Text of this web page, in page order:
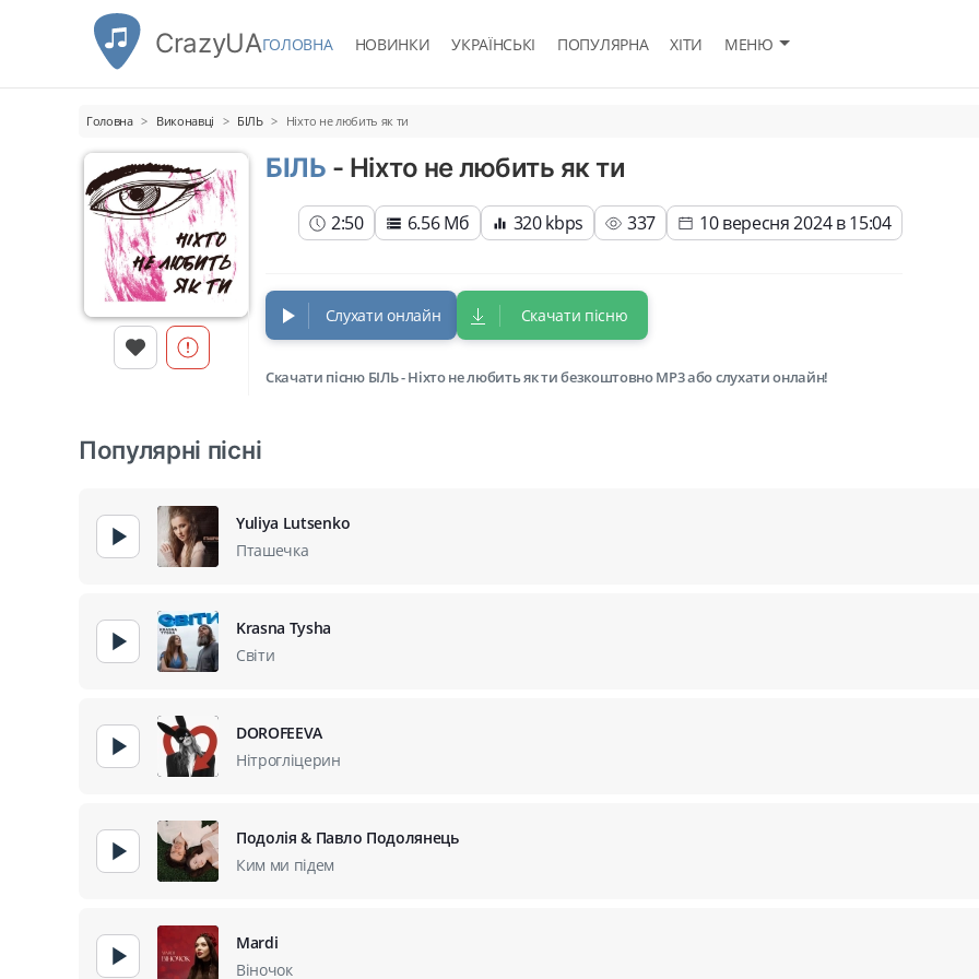
CrazyUAГОЛОВНА НОВИНКИ УКРАЇНСЬКІ ПОПУЛЯРНА ХІТИ МЕНЮ
Головна Виконавці БІЛЬ Ніхто не любить як ти
БІЛЬ - Ніхто не любить як ти
2:50 6.56 Мб 320 kbps 337 10 вересня 2024 в 15:04
Слухати онлайн Скачати пісню
Скачати пісню БІЛЬ - Ніхто не любить як ти безкоштовно MP3 або слухати онлайн!
Популярні пісні
Yuliya Lutsenko
Пташечка
Krasna Tysha
Світи
DOROFEEVA
Нітрогліцерин
Подолія & Павло Подолянець
Ким ми підем
Mardi
Віночок